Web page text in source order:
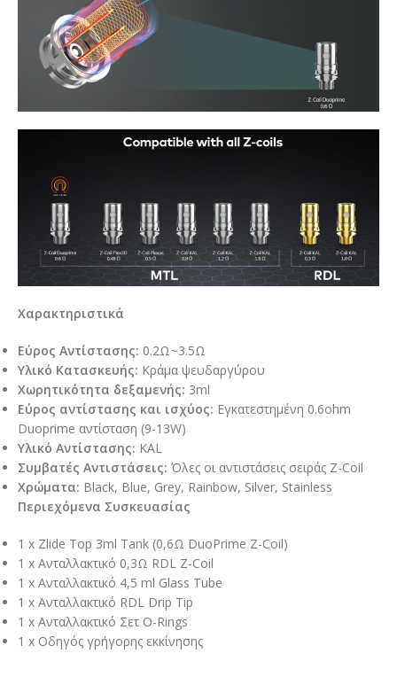
Χαρακτηριστικά
Εύρος Αντίστασης: 0.2Ω~3.5Ω
Υλικό Κατασκευής: Κράμα ψευδαργύρου
Χωρητικότητα δεξαμενής: 3ml
Εύρος αντίστασης και ισχύος: Εγκατεστημένη 0.6ohm
Duoprime αντίσταση (9-13W)
Υλικό Αντίστασης: KAL
Συμβατές Αντιστάσεις: Όλες οι αντιστάσεις σειράς Z-Coil
Χρώματα: Black, Blue, Grey, Rainbow, Silver, Stainless
Περιεχόμενα Συσκευασίας
1 x Zlide Top 3ml Tank (0,6Ω DuoPrime Z-Coil)
1 x Ανταλλακτικό 0,3Ω RDL Z-Coil
1 x Ανταλλακτικό 4,5 ml Glass Tube
1 x Ανταλλακτικό RDL Drip Tip
1 x Ανταλλακτικό Σετ O-Rings
1 x Οδηγός γρήγορης εκκίνησης